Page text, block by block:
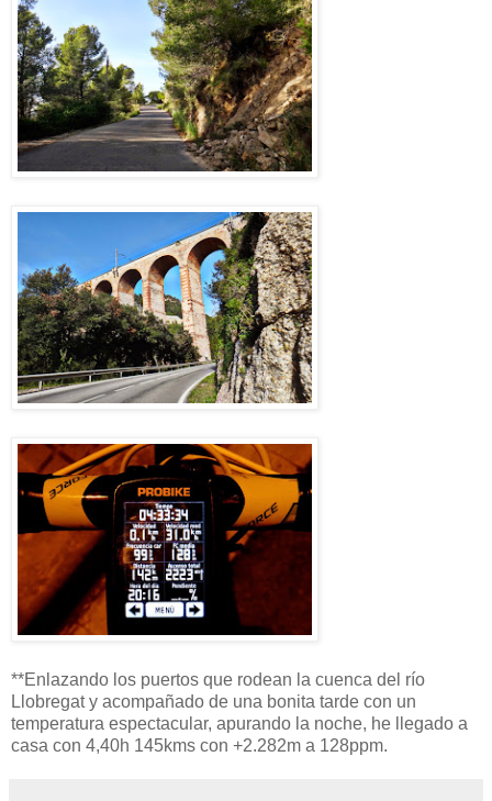
**Enlazando los puertos que rodean la cuenca del río
Llobregat y acompañado de una bonita tarde con un
temperatura espectacular, apurando la noche, he llegado a
casa con 4,40h 145kms con +2.282m a 128ppm.